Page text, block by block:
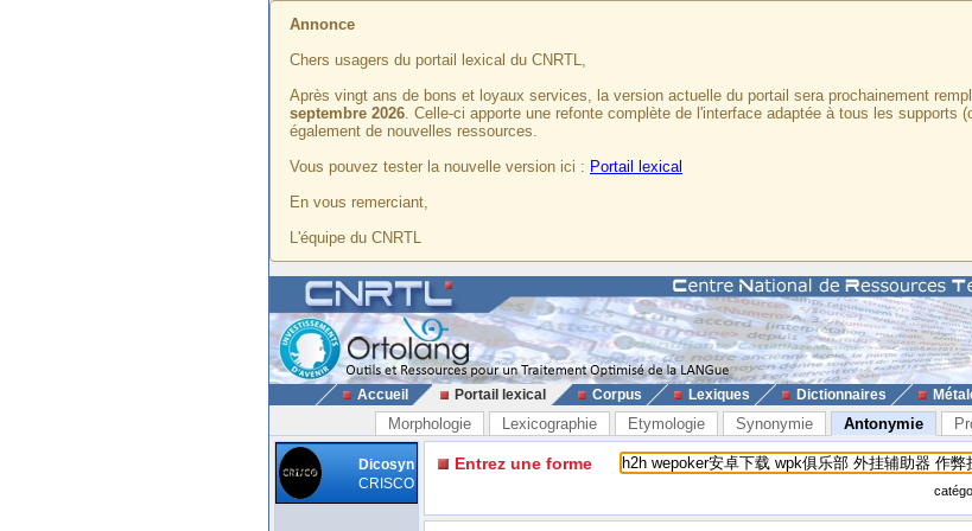
Annonce
Chers usagers du portail lexical du CNRTL,
Après vingt ans de bons et loyaux services, la version actuelle du portail sera prochainement
septembre 2026. Celle-ci apporte une refonte complète de l'interface adaptée à tous les supports
également de nouvelles ressources.
Vous pouvez tester la nouvelle version ici : Portail lexical
En vous remerciant,
L'équipe du CNRTL
Accueil Portail lexical Corpus Lexiques Dictionnaires
Morphologie Lexicographie Etymologie Synonymie Antonymie
Dicosyn
CRISCO
Entrez une forme